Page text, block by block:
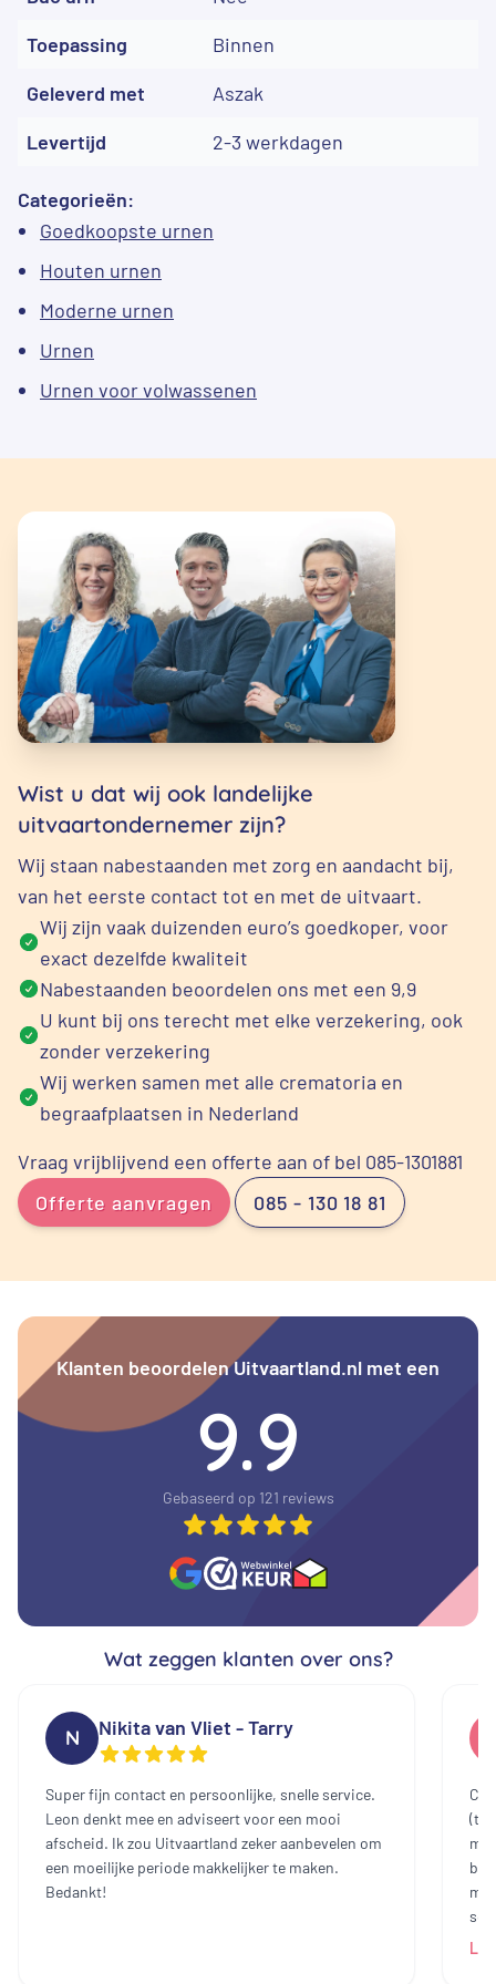
Toepassing
Binnen
Geleverd met
Aszak
Levertijd
2-3 werkdagen
Categorieën:
Goedkoopste urnen
Houten urnen
Moderne urnen
Urnen
Urnen voor volwassenen
Wist u dat wij ook landelijke
uitvaartondernemer zijn?
Wij staan nabestaanden met zorg en aandacht bij,
van het eerste contact tot en met de uitvaart.
Wij zijn vaak duizenden euro’s goedkoper, voor
exact dezelfde kwaliteit
Nabestaanden beoordelen ons met een 9,9
U kunt bij ons terecht met elke verzekering, ook
zonder verzekering
Wij werken samen met alle crematoria en
begraafplaatsen in Nederland
Vraag vrijblijvend een offerte aan of bel 085-1301881
Offerte aanvragen
085 - 130 18 81
Klanten beoordelen Uitvaartland.nl met een
9.9
Gebaseerd op 121 reviews
Wat zeggen klanten over ons?
N Nikita van Vliet - Tarry
Super fijn contact en persoonlijke, snelle service.
Leon denkt mee en adviseert voor een mooi
afscheid. Ik zou Uitvaartland zeker aanbevelen om
een moeilijke periode makkelijker te maken.
Bedankt!